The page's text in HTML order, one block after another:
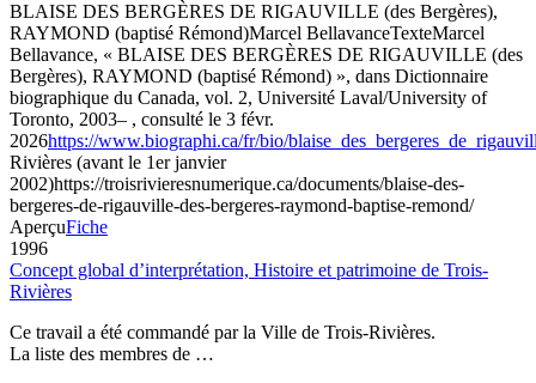
BLAISE DES BERGÈRES DE RIGAUVILLE (des Bergères),
RAYMOND (baptisé Rémond)Marcel BellavanceTexteMarcel
Bellavance, « BLAISE DES BERGÈRES DE RIGAUVILLE (des
Bergères), RAYMOND (baptisé Rémond) », dans Dictionnaire
biographique du Canada, vol. 2, Université Laval/University of
Toronto, 2003– , consulté le 3 févr.
2026https://www.biographi.ca/fr/bio/
Rivières (avant le 1er janvier
2002)https://troisrivieresnumerique.ca/documents/blaise-des-
bergeres-de-rigauville-des-bergeres-raymond-baptise-remond/
AperçuFiche
1996
Concept global d’interprétation, Histoire et patrimoine de Trois-
Rivières
Ce travail a été commandé par la Ville de Trois-Rivières.
La liste des membres de …